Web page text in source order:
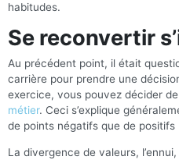
habitudes.
Se reconvertir
Au précédent point, il était
carrière pour prendre une
exercice, vous pouvez décider
métier. Ceci s’explique
de points négatifs que de positifs
La divergence de valeurs,